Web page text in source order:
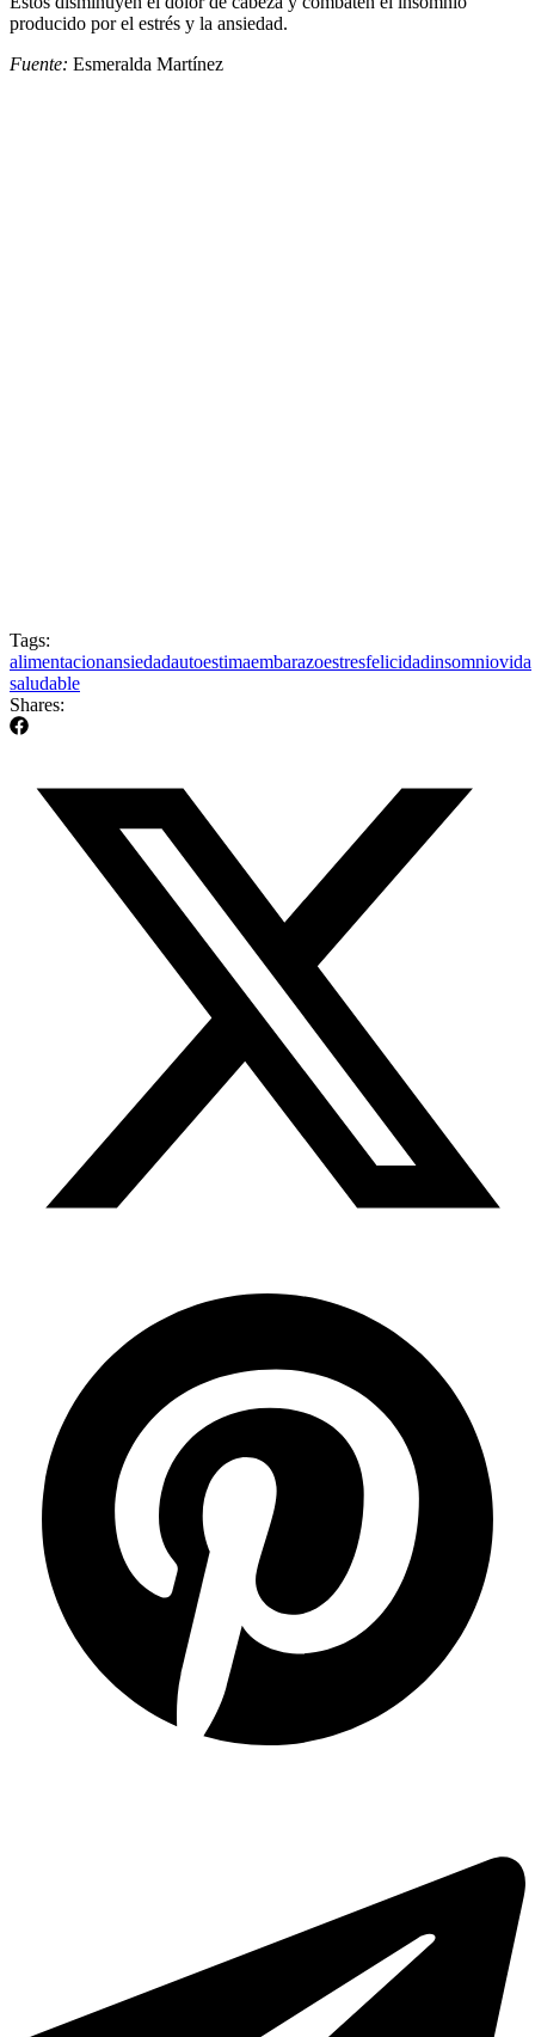
producido por el estrés y la ansiedad.
Fuente: Esmeralda Martínez
Tags:
alimentacionansiedadautoestimaembarazoestresfelicidadinsomniovida
saludable
Shares: